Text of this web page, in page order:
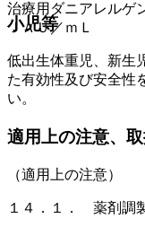
治療用ダニアレルゲ
ＪＡＵ／ｍＬ
小児等
低出生体重児、新生
た有効性及び安全性
い。
適用上の注意、
（適用上の注意）
１４．１． 薬剤調